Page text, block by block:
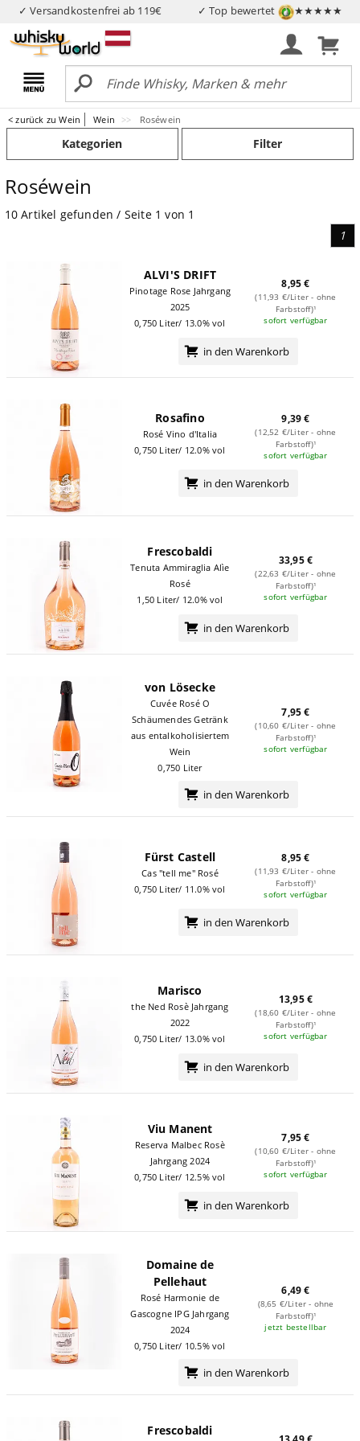
✓ Versandkostenfrei ab 119€ ✓ Top bewertet ★★★★★
< zurück zu Wein Wein Roséwein
Kategorien Filter
Roséwein
10 Artikel gefunden / Seite 1 von 1
1
ALVI'S DRIFT
Pinotage Rose Jahrgang
2025
0,750 Liter/ 13.0% vol
8,95 €
(11,93 €/Liter - ohne
Farbstoff)¹
sofort verfügbar
in den Warenkorb
Rosafino
Rosé Vino d'Italia
0,750 Liter/ 12.0% vol
9,39 €
(12,52 €/Liter - ohne
Farbstoff)¹
sofort verfügbar
in den Warenkorb
Frescobaldi
Tenuta Ammiraglia Alìe
Rosé
1,50 Liter/ 12.0% vol
33,95 €
(22,63 €/Liter - ohne
Farbstoff)¹
sofort verfügbar
in den Warenkorb
von Lösecke
Cuvée Rosé O
Schäumendes Getränk
aus entalkoholisiertem
Wein
0,750 Liter
7,95 €
(10,60 €/Liter - ohne
Farbstoff)¹
sofort verfügbar
in den Warenkorb
Fürst Castell
Cas "tell me" Rosé
0,750 Liter/ 11.0% vol
8,95 €
(11,93 €/Liter - ohne
Farbstoff)¹
sofort verfügbar
in den Warenkorb
Marisco
the Ned Rosè Jahrgang
2022
0,750 Liter/ 13.0% vol
13,95 €
(18,60 €/Liter - ohne
Farbstoff)¹
sofort verfügbar
in den Warenkorb
Viu Manent
Reserva Malbec Rosè
Jahrgang 2024
0,750 Liter/ 12.5% vol
7,95 €
(10,60 €/Liter - ohne
Farbstoff)¹
sofort verfügbar
in den Warenkorb
Domaine de
Pellehaut
Rosé Harmonie de
Gascogne IPG Jahrgang
2024
0,750 Liter/ 10.5% vol
6,49 €
(8,65 €/Liter - ohne
Farbstoff)¹
jetzt bestellbar
in den Warenkorb
Frescobaldi